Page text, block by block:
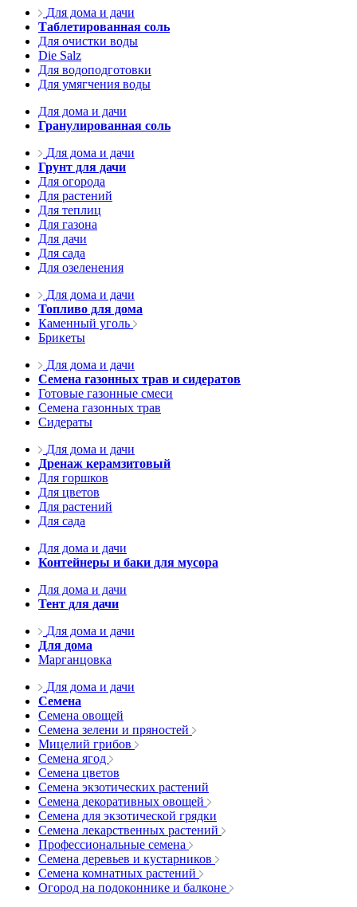
Для дома и дачи
Таблетированная соль
Для очистки воды
Die Salz
Для водоподготовки
Для умягчения воды
Для дома и дачи
Гранулированная соль
Для дома и дачи
Грунт для дачи
Для огорода
Для растений
Для теплиц
Для газона
Для дачи
Для сада
Для озеленения
Для дома и дачи
Топливо для дома
Каменный уголь
Брикеты
Для дома и дачи
Семена газонных трав и сидератов
Готовые газонные смеси
Семена газонных трав
Сидераты
Для дома и дачи
Дренаж керамзитовый
Для горшков
Для цветов
Для растений
Для сада
Для дома и дачи
Контейнеры и баки для мусора
Для дома и дачи
Тент для дачи
Для дома и дачи
Для дома
Марганцовка
Для дома и дачи
Семена
Семена овощей
Семена зелени и пряностей
Мицелий грибов
Семена ягод
Семена цветов
Семена экзотических растений
Семена декоративных овощей
Семена для экзотической грядки
Семена лекарственных растений
Профессиональные семена
Семена деревьев и кустарников
Семена комнатных растений
Огород на подоконнике и балконе